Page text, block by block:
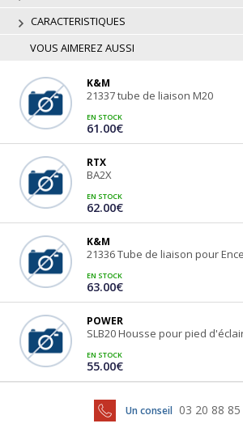
CARACTERISTIQUES
VOUS AIMEREZ AUSSI
K&M
21337 tube de liaison M20
EN STOCK
61.00€
RTX
BA2X
EN STOCK
62.00€
K&M
21336 Tube de liaison pour
EN STOCK
63.00€
POWER
SLB20 Housse pour pied
EN STOCK
55.00€
Un conseil 03 20 88 85